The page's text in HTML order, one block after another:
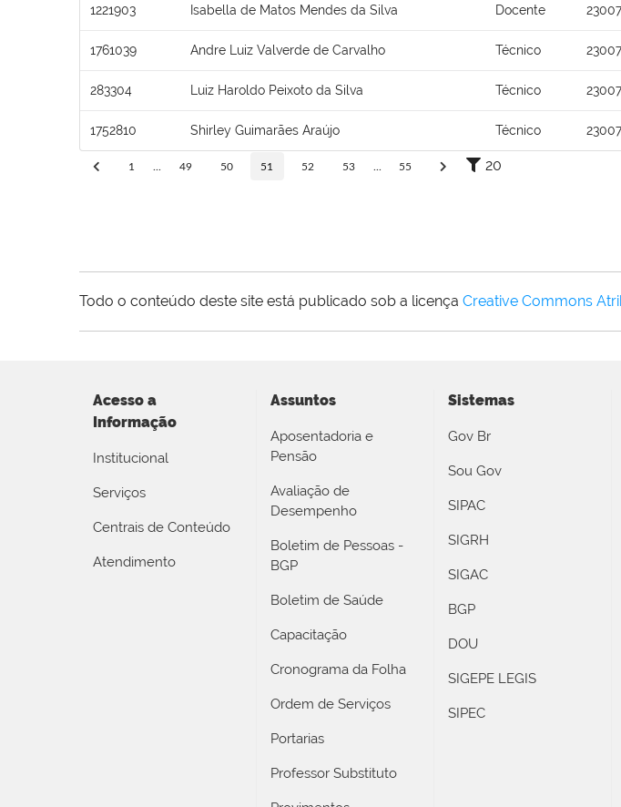
1221903 Isabella de Matos Mendes da Silva Docente
1761039 Andre Luiz Valverde de Carvalho Técnico
283304 Luiz Haroldo Peixoto da Silva Técnico
1752810 Shirley Guimarães Araújo Técnico
1 49 50 51 52 53 55 20
Todo o conteúdo deste site está publicado sob a licença Creative Commons
Acesso a
Informação
Institucional
Serviços
Centrais de Conteúdo
Atendimento
Assuntos
Aposentadoria e
Pensão
Avaliação de
Desempenho
Boletim de Pessoas -
BGP
Boletim de Saúde
Capacitação
Cronograma da Folha
Ordem de Serviços
Portarias
Professor Substituto
Sistemas
Gov Br
Sou Gov
SIPAC
SIGRH
SIGAC
BGP
DOU
SIGEPE LEGIS
SIPEC